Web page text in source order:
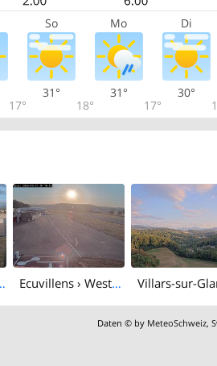
So Mo Di
17°
31°
18°
31°
17°
30°
- Swissheliclub Ecuvillens › West: Hangar 8
Daten © by MeteoSchweiz,